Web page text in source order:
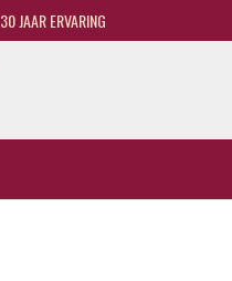
30 JAAR ERVARING